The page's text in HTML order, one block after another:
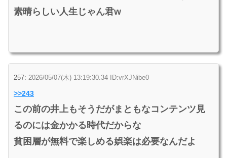
素晴らしい人生じゃん君w
257: 2026/05/07(木) 13:19:30.34 ID:vrXJNibe0
>>243
この前の井上もそうだがまともなコンテンツ見
るのには金かかる時代だからな
貧困層が無料で楽しめる娯楽は必要なんだよ